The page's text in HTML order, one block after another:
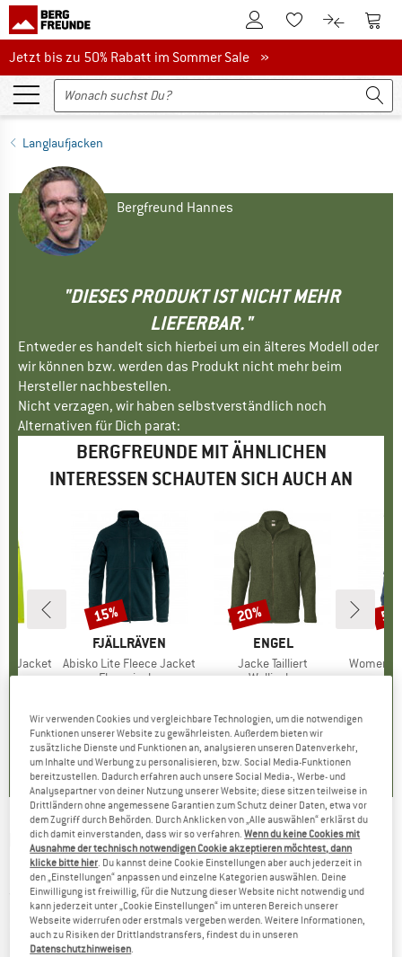
Zum KundenkontoZum Merkzettel.
Zum Zum
Jetzt bis zu 50% Rabatt im Sommer Sale
Jetzt bis zu 50% Rabatt im Sommer Sale »
Langlaufjacken
Bergfreund Hannes
"DIESES PRODUKT IST NICHT MEHR
LIEFERBAR."
Entweder es handelt sich hierbei um ein älteres Modell oder
wir können bzw. werden das Produkt nicht mehr beim
Hersteller nachbestellen.
Nicht verzagen, wir haben selbstverständlich noch
Alternativen für Dich parat:
BERGFREUNDE MIT ÄHNLICHEN
INTERESSEN SCHAUTEN SICH AUCH AN
Jacket
3
)
MARKE
FJÄLLRÄVEN
Artikel
Abisko Lite Fleece Jacket
Produktgruppe
Fleecejacke
4,3(3)
Rabatt
15%
MARKE
ENGEL
Artikel
Jacke Tailliert
Produktgruppe
Wolljacke
4,3(7)
Rabatt
20%
Artikel
Women's
DAEHLIE -Women's Jacket North -
Langlaufjacke
(0)
Wir verwenden Cookies und vergleichbare Technologien, um die notwendigen
Funktionen unserer Website zu gewährleisten. Außerdem bieten wir
zusätzliche Dienste und Funktionen an, analysieren unseren Datenverkehr,
um Inhalte und Werbung zu personalisieren, bzw. Social Media-Funktionen
bereitzustellen. Dadurch erfahren auch unsere Social Media-, Werbe- und
Analysepartner von deiner Nutzung unserer Website; diese sitzen teilweise in
Drittländern ohne angemessene Garantien zum Schutz deiner Daten, etwa vor
dem Zugriff durch Behörden. Durch Anklicken von „Alle auswählen“ erklärst du
dich damit einverstanden, dass wir so verfahren.Wenn du keine Cookies mit
Ausnahme der technisch notwendigen Cookie akzeptieren möchtest, dann
klicke bitte hier. Du kannst deine Cookie Einstellungen aber auch jederzeit in
den „Einstellungen“ anpassen und einzelne Kategorien auswählen. Deine
Einwilligung ist freiwillig, für die Nutzung dieser Website nicht notwendig und
kann jederzeit unter „Cookie Einstellungen“ im unteren Bereich unserer
Webseite widerrufen oder erstmals vergeben werden. Weitere Informationen,
auch zu Risiken der Drittlandstransfers, findest du in unseren
Datenschutzhinweisen.